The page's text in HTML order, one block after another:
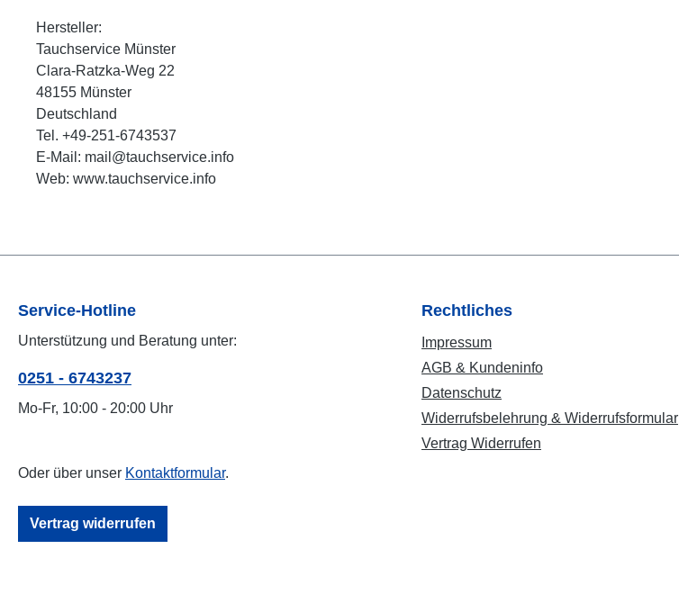
Hersteller:
Tauchservice Münster
Clara-Ratzka-Weg 22
48155 Münster
Deutschland
Tel. +49-251-6743537
E-Mail: mail@tauchservice.info
Web: www.tauchservice.info
Service-Hotline
Unterstützung und Beratung unter:
0251 - 6743237
Mo-Fr, 10:00 - 20:00 Uhr
Oder über unser Kontaktformular.
Vertrag widerrufen
Rechtliches
Impressum
AGB & Kundeninfo
Datenschutz
Widerrufsbelehrung & Widerrufsformular
Vertrag Widerrufen